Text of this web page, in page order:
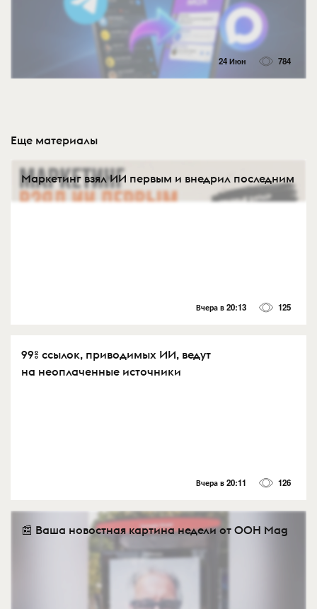
24 Июн 784
Еще материалы
Маркетинг взял ИИ первым и внедрил последним
Вчера в 20:13 125
99% ссылок, приводимых ИИ, ведут
на неоплаченные источники
Вчера в 20:11 126
📰 Ваша новостная картина недели от OOH Mag